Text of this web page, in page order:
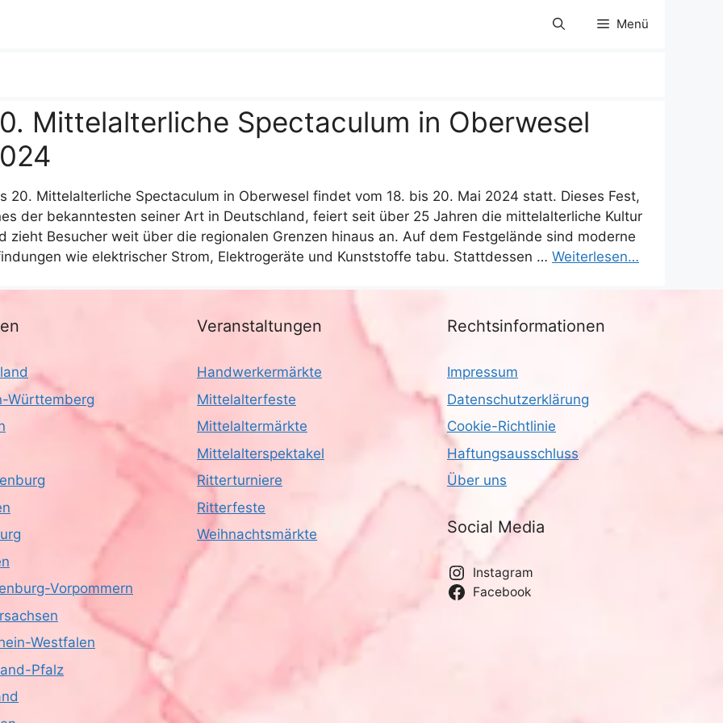
Menü
Mittelalterliche Spectaculum in Oberwesel
20. Mittelalterliche Spectaculum in Oberwesel findet vom 18. bis 20. Mai 2024 statt. Dieses Fest,
der bekanntesten seiner Art in Deutschland, feiert seit über 25 Jahren die mittelalterliche Kultur
zieht Besucher weit über die regionalen Grenzen hinaus an. Auf dem Festgelände sind moderne
wie elektrischer Strom, Elektrogeräte und Kunststoffe tabu. Stattdessen … Weiterlesen…
Württemberg
Vorpommern
Westfalen
Pfalz
Veranstaltungen
Handwerkermärkte
Mittelalterfeste
Mittelaltermärkte
Mittelalterspektakel
Ritterturniere
Ritterfeste
Weihnachtsmärkte
Rechtsinformationen
Impressum
Datenschutzerklärung
Cookie-Richtlinie
Haftungsausschluss
Über uns
Social Media
Instagram
Facebook